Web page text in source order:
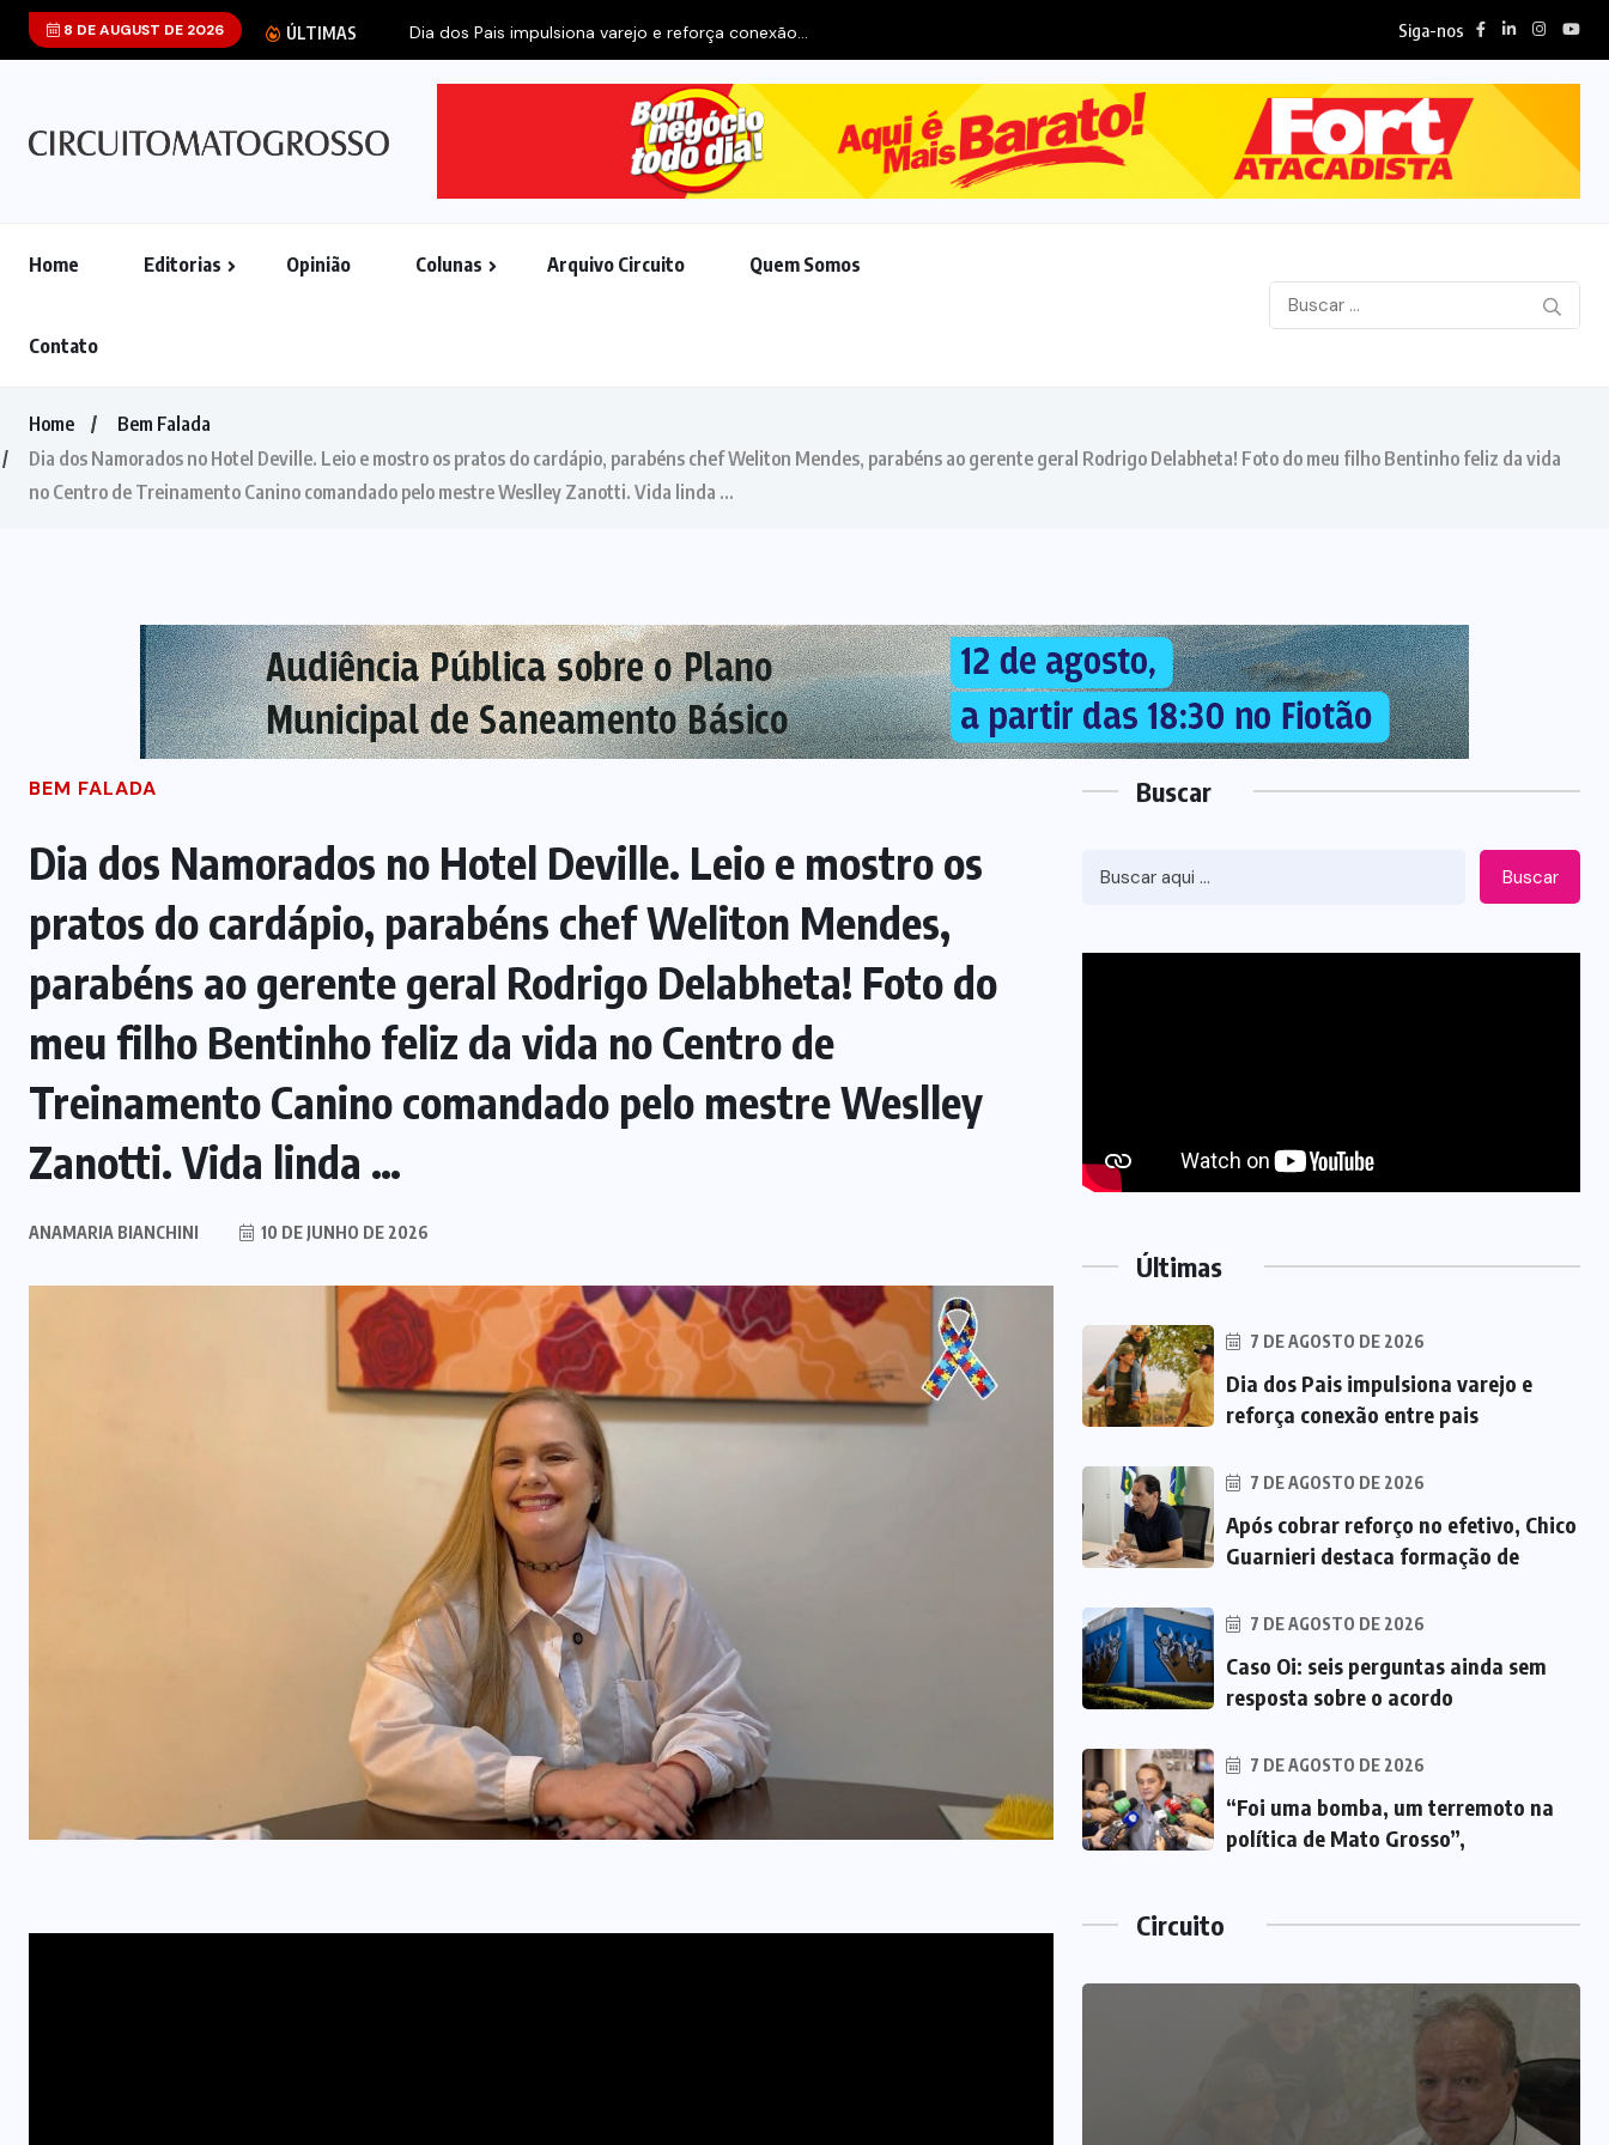
8 DE AUGUST DE 2026 ÚLTIMAS Após cobrar reforço no efetivo, Chico Guarnieri destaca...
Siga-nos
Home Editorias Opinião Colunas Arquivo Circuito Quem Somos
Contato
Home
Bem Falada
Dia dos Namorados no Hotel Deville. Leio e mostro os pratos do cardápio, parabéns chef Weliton Mendes, parabéns ao gerente geral Rodrigo Delabheta! Foto do meu filho Bentinho feliz da vida
no Centro de Treinamento Canino comandado pelo mestre Weslley Zanotti. Vida linda …
BEM FALADA
Dia dos Namorados no Hotel Deville. Leio e mostro os
pratos do cardápio, parabéns chef Weliton Mendes,
parabéns ao gerente geral Rodrigo Delabheta! Foto do
meu filho Bentinho feliz da vida no Centro de
Treinamento Canino comandado pelo mestre Weslley
Zanotti. Vida linda …
ANAMARIA BIANCHINI 10 DE JUNHO DE 2026
Buscar
Buscar
Últimas
7 DE AGOSTO DE 2026
Dia dos Pais impulsiona varejo e
reforça conexão entre pais
7 DE AGOSTO DE 2026
Após cobrar reforço no efetivo, Chico
Guarnieri destaca formação de
7 DE AGOSTO DE 2026
Caso Oi: seis perguntas ainda sem
resposta sobre o acordo
7 DE AGOSTO DE 2026
“Foi uma bomba, um terremoto na
política de Mato Grosso”,
Circuito